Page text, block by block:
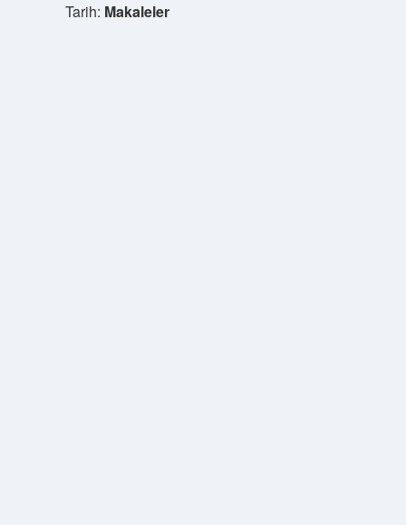
Tarih: Makaleler